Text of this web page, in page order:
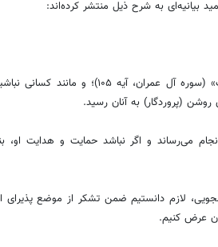
بیانیه‌ای به شرح ذیل منتشر کرده‌اند:
«وَلا تَکُونُوا کَالَّذِینَ تَفَرَّقُوا وَاخْتَلَفُوا مِنْ بَعْدِ ما جاءَهُمُ الْبَیِّناتُ» (سوره آل عمران، آیه ۱۰۵)؛
(پروردگار) به آنان رسید.
می‌رساند و اگر نباشد حمایت و هدایت او،
لازم دانستیم ضمن تشکر از موضع پذیرای
عرض کنیم.